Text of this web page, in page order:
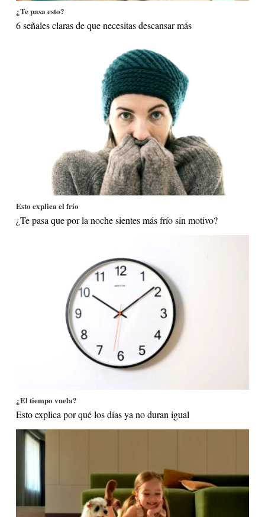
¿Te pasa esto?
6 señales claras de que necesitas descansar más
Esto explica el frío
¿Te pasa que por la noche sientes más frío sin motivo?
¿El tiempo vuela?
Esto explica por qué los días ya no duran igual